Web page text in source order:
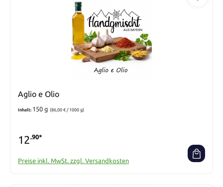
Aglio e Olio
Inhalt: 150 g (86,00 € / 1000 g)
12 .90*
Preise inkl. MwSt. zzgl. Versandkosten